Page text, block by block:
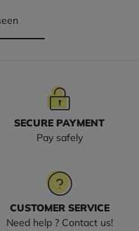
SECURE PAYMENT
Pay safely
CUSTOMER SERVICE
Need help ? Contact us!